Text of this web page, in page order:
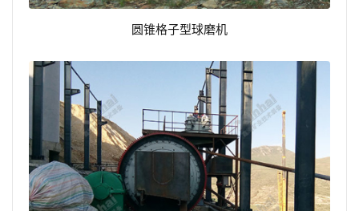
圆锥格子型球磨机